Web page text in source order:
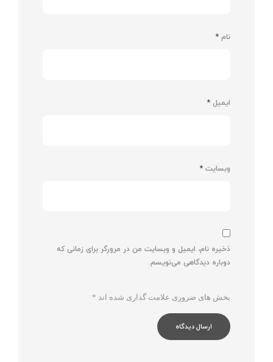
نام *
ایمیل *
وبسایت *
ذخیره نام، ایمیل و وبسایت من در مرورگر برای زمانی که
دوباره دیدگاهی می‌نویسم.
بخش های ضروری علامت گذاری شده اند *